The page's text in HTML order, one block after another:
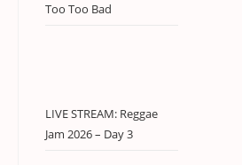
Too Too Bad
LIVE STREAM: Reggae
Jam 2026 – Day 3